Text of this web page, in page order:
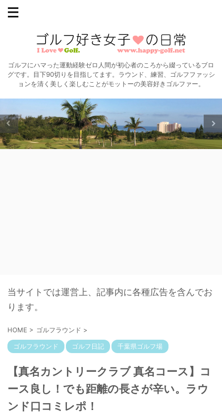
ゴルフにハマった運動経験ゼロ人間が初心者のころから綴っているブロ
グです。目下90切りを目指してます。ラウンド、練習、ゴルフファッシ
ョンを清く美しく楽しむことがモットーの美容好きゴルファー。
当サイトでは運営上、記事内に各種広告を含んでお
ります。
HOME > ゴルフラウンド >
ゴルフラウンド ゴルフ日記 千葉県ゴルフ場
【真名カントリークラブ 真名コース】コ
ース良し！でも距離の長さが辛い。ラウ
ンド口コミレポ！